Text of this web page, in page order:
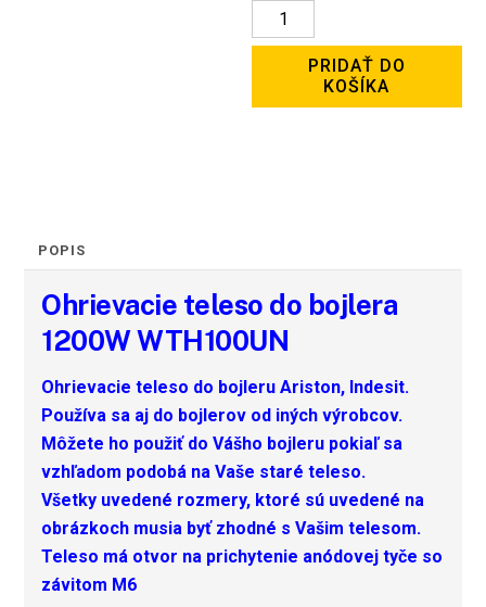
množstvo
Ohrievacie
PRIDAŤ DO
KOŠÍKA
POPIS
Ohrievacie teleso do bojlera
1200W WTH100UN
Ohrievacie teleso do bojleru Ariston, Indesit.
Používa sa aj do bojlerov od iných výrobcov.
Môžete ho použiť do Vášho bojleru pokiaľ sa
vzhľadom podobá na Vaše staré teleso.
Všetky uvedené rozmery, ktoré sú uvedené na
obrázkoch musia byť zhodné s Vašim telesom.
Teleso má otvor na prichytenie anódovej tyče so
závitom M6